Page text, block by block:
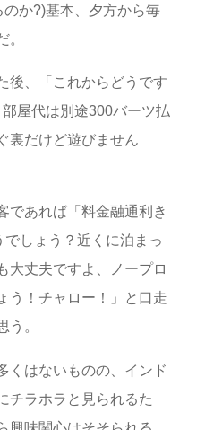
か?)基本、夕方から毎
後、「これからどうです
屋代は別途300バーツ払
裏だけど遊びません
であれば「料金融通利き
しょう？近くに泊まっ
大丈夫ですよ、ノープロ
う！チャロー！」と口走
う。
くはないものの、インド
チラホラと見られるた